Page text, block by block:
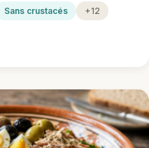
Sans crustacés +12